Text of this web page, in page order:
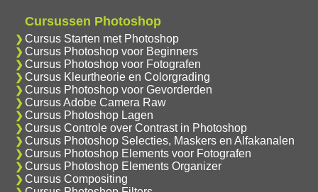
Cursussen Photoshop
Cursus Starten met Photoshop
Cursus Photoshop voor Beginners
Cursus Photoshop voor Fotografen
Cursus Kleurtheorie en Colorgrading
Cursus Photoshop voor Gevorderden
Cursus Adobe Camera Raw
Cursus Photoshop Lagen
Cursus Controle over Contrast in Photoshop
Cursus Photoshop Selecties, Maskers en Alfakanalen
Cursus Photoshop Elements voor Fotografen
Cursus Photoshop Elements Organizer
Cursus Compositing